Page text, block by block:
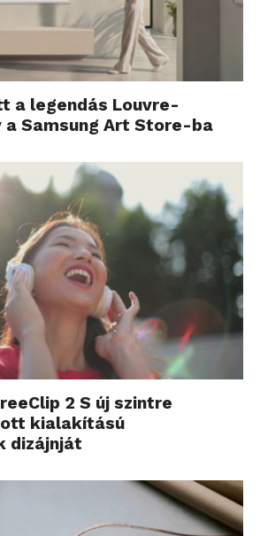
a legendás Louvre-
a Samsung Art Store-ba
2 S új szintre
kialakítású
dizájnját